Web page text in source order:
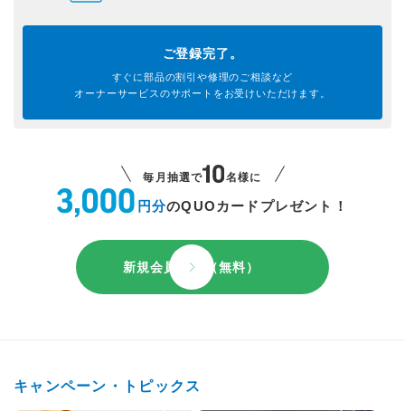
ご登録完了。
すぐに部品の割引や修理のご相談など
オーナーサービスのサポートを お受けいただけます。
毎月抽選で 名様に
円分のQUOカードプレゼント！
新規会員登録（無料）
キャンペーン・トピックス